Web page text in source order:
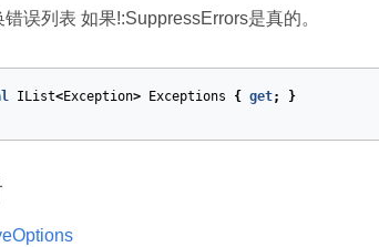
误列表 如果!:SuppressErrors是真的。
IList<Exception> Exceptions { get; }